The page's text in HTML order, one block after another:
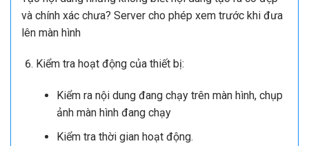
Phân quyền quản lý
Màn hình được lắp đặt ở nhiều vị trí địa lý khác nhau, có
thể phân quyền quản lý theo khu vực lắp đặt.
Phần mềm cho phép quản lý phân quyền, Admin SA
quản lý tổng, có hỗ trợ phân quyền cho tường người như:
quản lý nội dung, hiển thị, chức năng…